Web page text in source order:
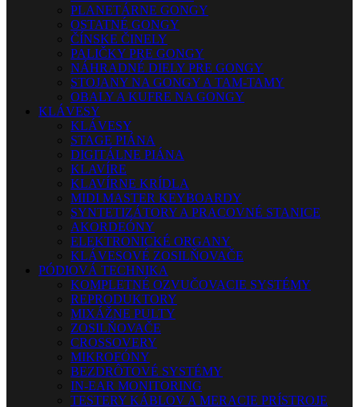
PLANETÁRNE GONGY
OSTATNÉ GONGY
ČÍNSKE ČINELY
PALIČKY PRE GONGY
NÁHRADNÉ DIELY PRE GONGY
STOJANY NA GONGY A TAM-TAMY
OBALY A KUFRE NA GONGY
KLÁVESY
KLÁVESY
STAGE PIÁNA
DIGITÁLNE PIÁNA
KLAVÍRE
KLAVÍRNE KRÍDLA
MIDI MASTER KEYBOARDY
SYNTETIZÁTORY A PRACOVNÉ STANICE
AKORDEÓNY
ELEKTRONICKÉ ORGANY
KLÁVESOVÉ ZOSILŇOVAČE
PÓDIOVÁ TECHNIKA
KOMPLETNÉ OZVUČOVACIE SYSTÉMY
REPRODUKTORY
MIXÁŽNE PULTY
ZOSILŇOVAČE
CROSSOVERY
MIKROFÓNY
BEZDRÔTOVÉ SYSTÉMY
IN-EAR MONITORING
TESTERY KÁBLOV A MERACIE PRÍSTROJE